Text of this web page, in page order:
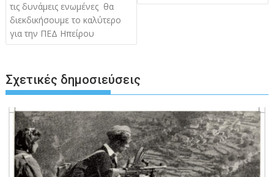
τις δυνάμεις ενωμένες θα
διεκδικήσουμε το καλύτερο
για την ΠΕΔ Ηπείρου
Σχετικές δημοσιεύσεις